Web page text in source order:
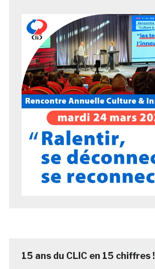
15 ans du CLIC en 15 chiffres !